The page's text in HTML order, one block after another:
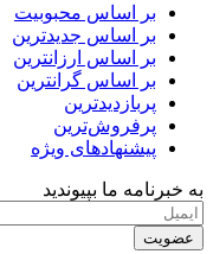
بر اساس محبوبیت
بر اساس جدیدترین
بر اساس ارزانترین
بر اساس گرانترین
پربازدیدترین
پرفروش‌ترین
پیشنهادهای ویژه
به خبرنامه ما بپیوندید
عضویت